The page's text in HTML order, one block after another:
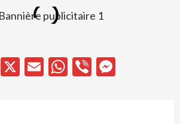
Facebook
X EmailWhatsApp
Viber